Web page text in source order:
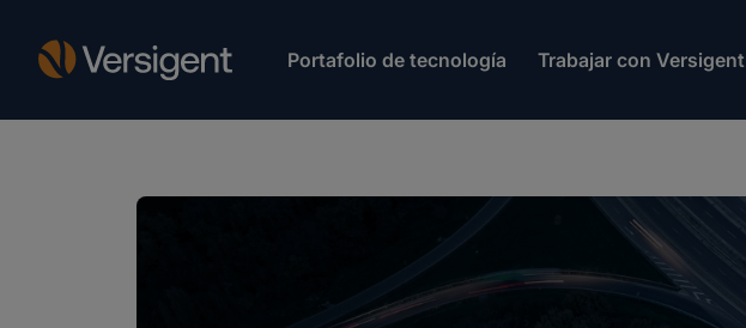
Portafolio de tecnología Trabajar con Versigent